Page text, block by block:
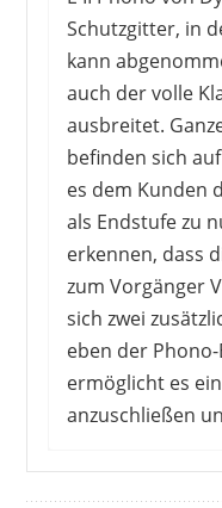
Schutzgitter, in
kann
auch der volle
ausbreitet.
befinden sich
es dem Kunden
als Endstufe zu
erkennen, dass
zum Vorgänger
sich zwei
eben der
ermöglicht es
anzuschließen